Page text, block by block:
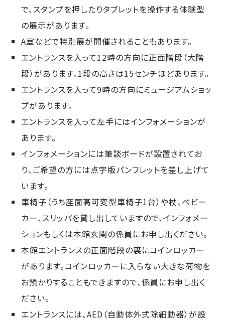
で、スタンプを押したりタブレットを操作する体験型
の展示があります。
A室などで特別展が開催されることもあります。
エントランスを入って12時の方向に正面階段（大階
段）があります。1段の高さは15センチほどあります。
エントランスを入って9時の方向にミュージアムショッ
プがあります。
エントランスを入って左手にはインフォメーションが
あります。
インフォメーションには筆談ボードが設置されてお
り、ご希望の方には点字版パンフレットを差し上げて
います。
車椅子（うち座面高可変型車椅子1台）や杖、ベビー
カー、スリッパを貸し出していますので、インフォメー
ションもしくは本館玄関の係員にお申し出ください。
本館エントランスの正面階段の裏にコインロッカー
があります。コインロッカーに入らない大きな荷物を
お預かりすることもできますので、係員にお申し出く
ださい。
エントランスには、AED（自動体外式除細動器）が設